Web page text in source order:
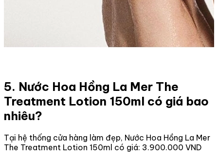
5. Nước Hoa Hồng La Mer The
Treatment Lotion 150ml có giá bao
nhiêu?
Tại hệ thống cửa hàng làm đẹp, Nước Hoa Hồng La Mer
The Treatment Lotion 150ml có giá: 3.900.000 VND